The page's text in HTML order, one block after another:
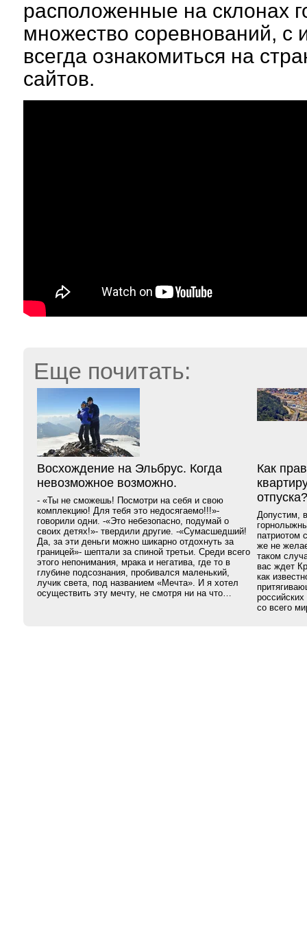
расположенные на склонах
множество соревнований, с
всегда ознакомиться на
сайтов.
Еще почитать:
Восхождение на Эльбрус. Когда
невозможное возможно.
- «Ты не сможешь! Посмотри на себя и свою
комплекцию! Для тебя это недосягаемо!!!»-
говорили одни. -«Это небезопасно, подумай о
своих детях!»- твердили другие. -«Сумасшедший!
Да, за эти деньги можно шикарно отдохнуть за
границей»- шептали за спиной третьи. Среди всего
этого непонимания, мрака и негатива, где то в
глубине подсознания, пробивался маленький,
лучик света, под названием «Мечта». И я хотел
осуществить эту мечту, не смотря ни на что…
Как
отпуска?
Допустим,
патриотом
же не
таком
вас ждет
как
со всего